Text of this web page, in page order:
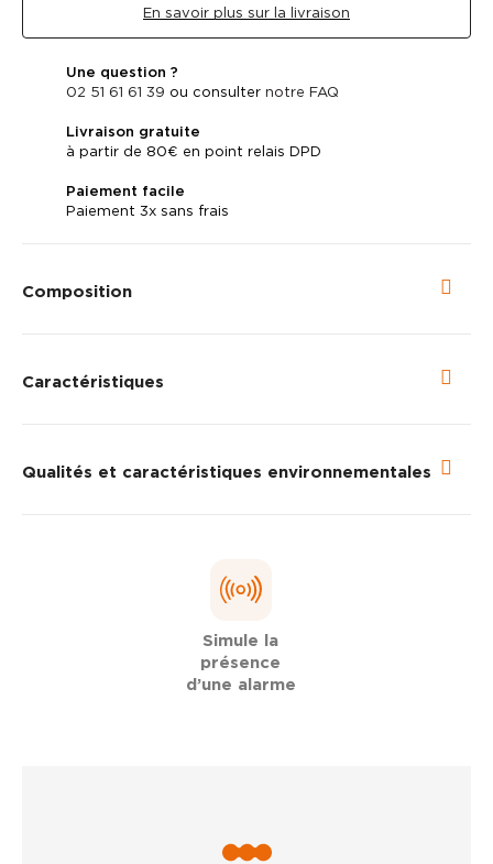
En savoir plus sur la livraison
Une question ?
02 51 61 61 39 ou consulter notre FAQ
Livraison gratuite
à partir de 80€ en point relais DPD
Paiement facile
Paiement 3x sans frais
Composition
Caractéristiques
Qualités et caractéristiques environnementales
Simule la
présence
d’une alarme